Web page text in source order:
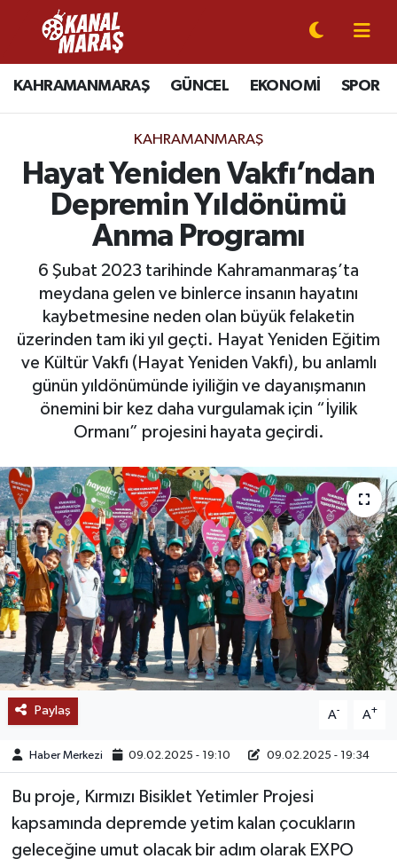
KAHRAMANMARAŞ GÜNCEL EKONOMİ SPOR
KAHRAMANMARAŞ
Hayat Yeniden Vakfı’ndan
Depremin Yıldönümü
Anma Programı
6 Şubat 2023 tarihinde Kahramanmaraş’ta
meydana gelen ve binlerce insanın hayatını
kaybetmesine neden olan büyük felaketin
üzerinden tam iki yıl geçti. Hayat Yeniden Eğitim
ve Kültür Vakfı (Hayat Yeniden Vakfı), bu anlamlı
günün yıldönümünde iyiliğin ve dayanışmanın
önemini bir kez daha vurgulamak için “İyilik
Ormanı” projesini hayata geçirdi.
Paylaş A- A+
Haber Merkezi 09.02.2025 - 19:10 09.02.2025 - 19:34
Bu proje, Kırmızı Bisiklet Yetimler Projesi
kapsamında depremde yetim kalan çocukların
geleceğine umut olacak bir adım olarak EXPO
CANLI YAYIN
KAHRAMANMARAŞ
SPOR
SİYASET
EKONOMİ
GÜNDEM
MAGAZİN
SAĞLIK
EĞİTİM
BÖLGE
KEŞFET
POPÜLER
DÜNYA
TREND
OTOMOTİV
TEKNOLOJİ
Kahramanmaraş Nöbetçi Eczaneler
Kahramanmaraş Hava Durumu
Kahramanmaraş Namaz Vakitleri
Kahramanmaraş Trafik Yoğunluk Haritası
Süper Lig Puan Durumu ve Fikstür
Tüm Manşetler
Son Dakika Haberleri
Haber Arşivi